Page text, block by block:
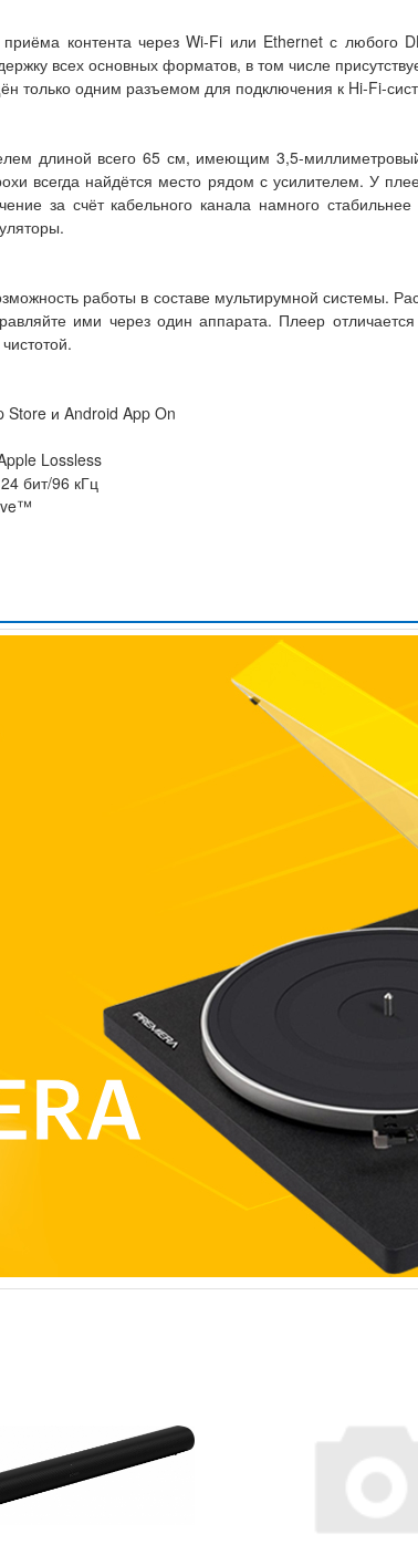
контента через Wi-Fi или Ethernet с любого
всех основных форматов, в том числе
только одним разъемом для подключения к Hi-Fi-
длиной всего 65 см, имеющим 3,5-
всегда найдётся место рядом с усилителем. У
за счёт кабельного канала намного
работы в составе мультирумной системы.
ими через один аппарата. Плеер
Store и Android App On
Lossless
бит/96 кГц